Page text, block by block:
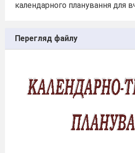
календарного планування для
Перегляд файлу